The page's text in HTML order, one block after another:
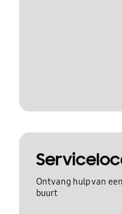
Ontvang hulp van
buurt